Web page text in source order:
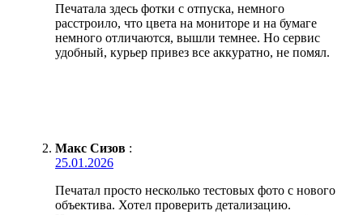
Печатала здесь фотки с отпуска, немного
расстроило, что цвета на мониторе и на бумаге
немного отличаются, вышли темнее. Но сервис
удобный, курьер привез все аккуратно, не помял.
Макс Сизов :
25.01.2026
Печатал просто несколько тестовых фото с нового
объектива. Хотел проверить детализацию.